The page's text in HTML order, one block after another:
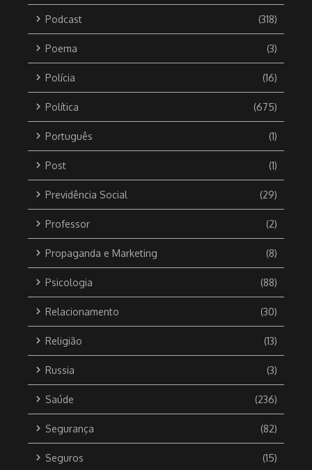
Podcast (318)
Poema (3)
Polícia (16)
Política (675)
Português (1)
Post (1)
Previdência Social (29)
Professor (2)
Propaganda e Marketing (8)
Psicologia (88)
Relacionamento (30)
Religião (13)
Russia (3)
Saúde (236)
Segurança (82)
Seguros (15)